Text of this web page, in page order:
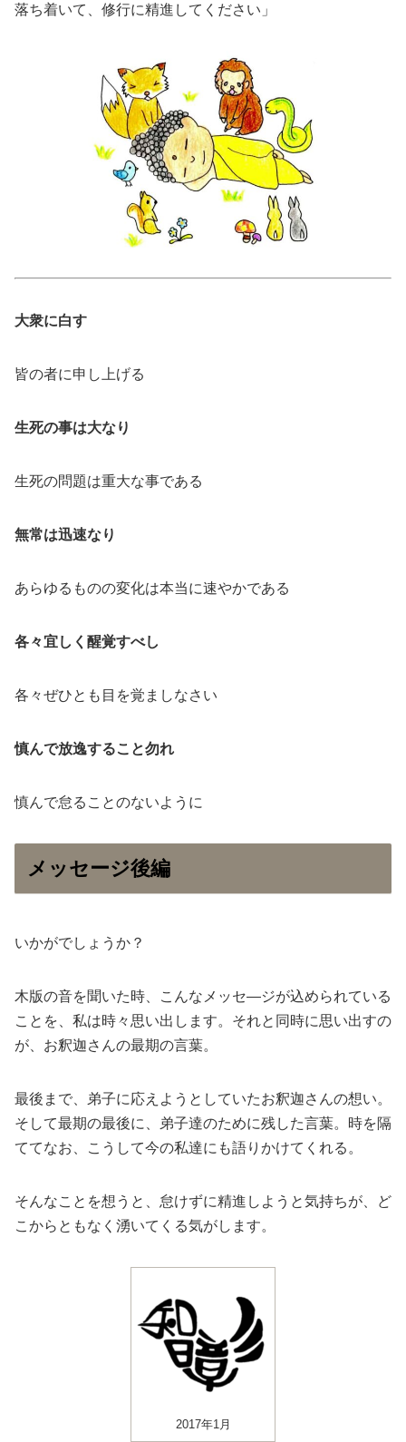
落ち着いて、修行に精進してください」
大衆に白す
皆の者に申し上げる
生死の事は大なり
生死の問題は重大な事である
無常は迅速なり
あらゆるものの変化は本当に速やかである
各々宜しく醒覚すべし
各々ぜひとも目を覚ましなさい
慎んで放逸すること勿れ
慎んで怠ることのないように
メッセージ後編
いかがでしょうか？
木版の音を聞いた時、こんなメッセ―ジが込められている
ことを、私は時々思い出します。それと同時に思い出すの
が、お釈迦さんの最期の言葉。
最後まで、弟子に応えようとしていたお釈迦さんの想い。
そして最期の最後に、弟子達のために残した言葉。時を隔
ててなお、こうして今の私達にも語りかけてくれる。
そんなことを想うと、怠けずに精進しようと気持ちが、ど
こからともなく湧いてくる気がします。
2017年1月